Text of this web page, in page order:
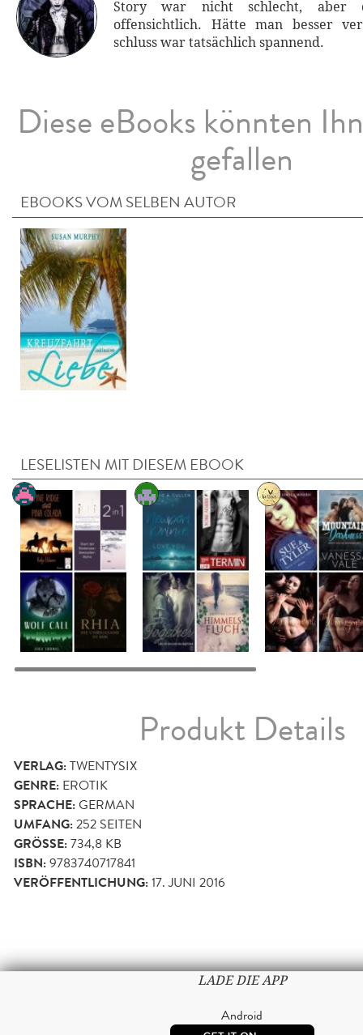
Story war nicht schlecht, aber
offensichtlich. Hätte man besser
schluss war tatsächlich spannend.
Diese eBooks könnten
gefallen
EBOOKS VOM SELBEN AUTOR
LESELISTEN MIT DIESEM EBOOK
Produkt Details
VERLAG:TWENTYSIX
GENRE: EROTIK
SPRACHE:GERMAN
UMFANG:252 SEITEN
GRÖSSE: 734,8 KB
ISBN:9783740717841
VERÖFFENTLICHUNG:17. JUNI 2016
LADE DIE APP
Android